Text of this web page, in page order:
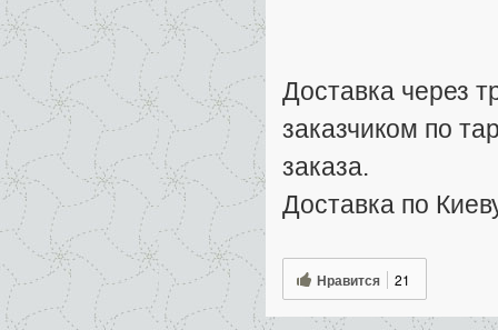
Доставка через
заказчиком по
заказа.
Доставка по
Нравится 21